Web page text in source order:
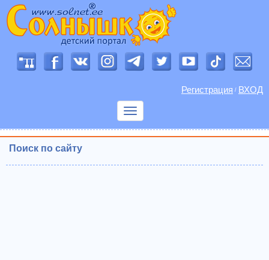
Регистрация / ВХОД
Показать
Поиск по сайту